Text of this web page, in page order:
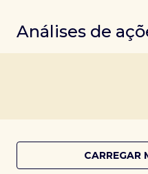
Análises de
CARREGAR